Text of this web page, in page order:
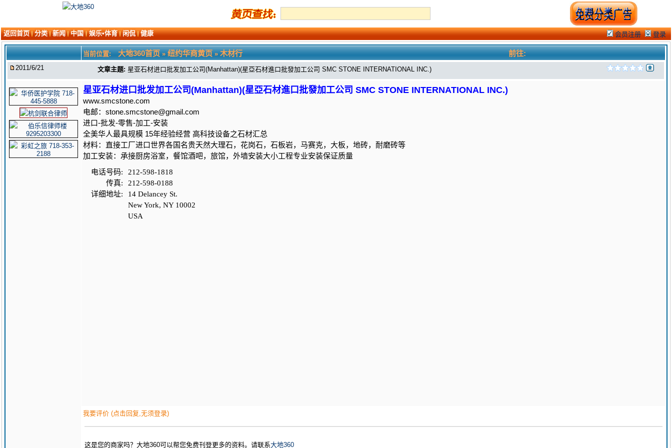
返回首页 分类 新闻 中国 娱乐•体育 闲侃 健康 会员注册 登录
前往:
当前位置: 大地360首页»纽约华商黄页»木材行
2011/6/21 文章主题: 星亚石材进口批发加工公司(Manhattan)(星亞石材進口批發加工公司 SMC STONE INTERNATIONAL INC.)
星亚石材进口批发加工公司(Manhattan)(星亞石材進口批發加工公司 SMC STONE INTERNATIONAL INC.)
www.smcstone.com
电邮：stone.smcstone@gmail.com
进口-批发-零售-加工-安装
全美华人最具规模 15年经验经营 高科技设备之石材汇总
材料：直接工厂进口世界各国名贵天然大理石，花岗石，石板岩，马赛克，大板，地砖，耐磨砖等
加工安装：承接厨房浴室，餐馆酒吧，旅馆，外墙安装大小工程专业安装保证质量
电话号码:
传真:
详细地址:
212-598-1818
212-598-0188
14 Delancey St.
New York, NY 10002
USA
我要评价 (点击回复,无须登录)
这是您的商家吗？大地360可以帮您免费刊登更多的资料。请联系大地360